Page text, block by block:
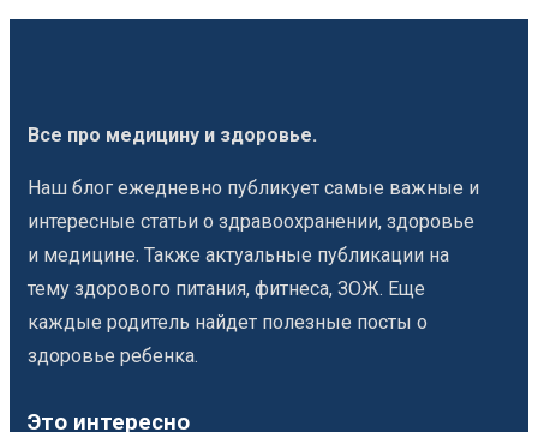
Все про медицину и здоровье.
Наш блог ежедневно публикует самые важные и
интересные статьи о здравоохранении, здоровье
и медицине. Также актуальные публикации на
тему здорового питания, фитнеса, ЗОЖ. Еще
каждые родитель найдет полезные посты о
здоровье ребенка.
Это интересно